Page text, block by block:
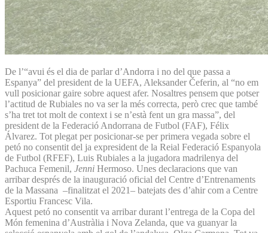
De l’“avui és el dia de parlar d’Andorra i no del que passa a
Espanya” del president de la UEFA, Aleksander Čeferin, al “no em
vull posicionar gaire sobre aquest afer. Nosaltres pensem que potser
l’actitud de Rubiales no va ser la més correcta, però crec que també
s’ha tret tot molt de context i se n’està fent un gra massa”, del
president de la Federació Andorrana de Futbol (FAF), Félix
Álvarez. Tot plegat per posicionar-se per primera vegada sobre el
petó no consentit del ja expresident de la Reial Federació Espanyola
de Futbol (RFEF), Luis Rubiales a la jugadora madrilenya del
Pachuca Femenil, Jenni Hermoso. Unes declaracions que van
arribar després de la inauguració oficial del Centre d’Entrenaments
de la Massana –finalitzat el 2021– batejats des d’ahir com a Centre
Esportiu Francesc Vila.
Aquest petó no consentit va arribar durant l’entrega de la Copa del
Món femenina d’Austràlia i Nova Zelanda, que va guanyar la